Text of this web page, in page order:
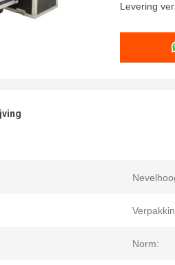
Levering
Norm: